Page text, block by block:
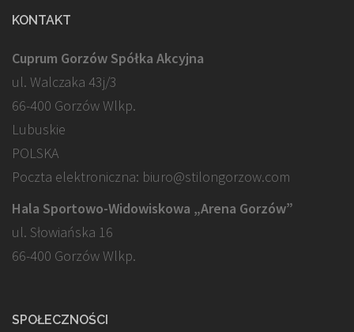
KONTAKT
Cuprum Gorzów Spółka Akcyjna
ul. Walczaka 43j/3
66-400 Gorzów Wlkp.
Lubuskie
POLSKA
Poczta elektroniczna: biuro@stilongorzow.com
Hala Sportowo-Widowiskowa „Arena Gorzów”
ul. Słowiańska 16
66-400 Gorzów Wlkp.
SPOŁECZNOŚCI